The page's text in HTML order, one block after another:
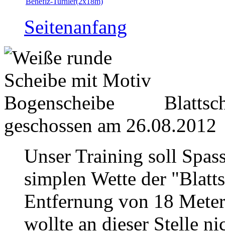
Seitenanfang
geschossen am 26.08.2012
Unser Training soll
simplen Wette der
Entfernung von 18
wollte an dieser Stelle